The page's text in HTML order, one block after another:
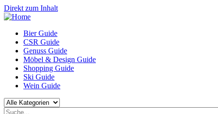
Direkt zum Inhalt
Bier Guide
CSR Guide
Genuss Guide
Möbel & Design Guide
Shopping Guide
Ski Guide
Wein Guide